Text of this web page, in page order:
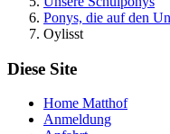
Ponys, die auf den
Oylisst
Diese Site
Home Matthof
Anmeldung